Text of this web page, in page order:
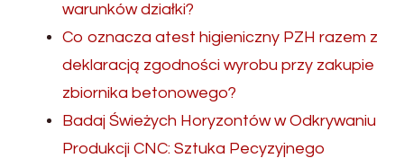
warunków działki?
Co oznacza atest higieniczny PZH razem z
deklaracją zgodności wyrobu przy zakupie
zbiornika betonowego?
Badaj Świeżych Horyzontów w Odkrywaniu
Produkcji CNC: Sztuka Pecyzyjnego